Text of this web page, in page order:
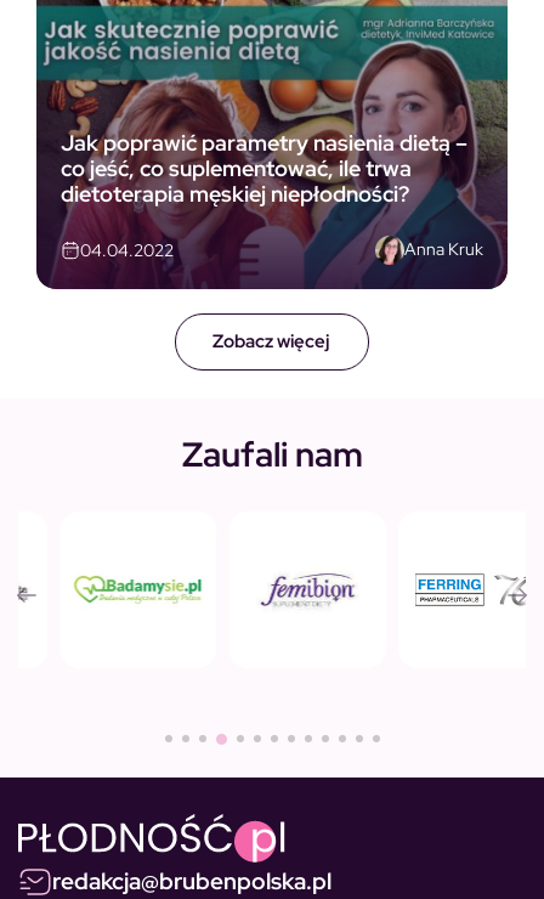
Zobacz więcej
Jak poprawić parametry nasienia dietą –
co jeść, co suplementować, ile trwa
dietoterapia męskiej niepłodności?
04.04.2022 Anna Kruk
Zaufali nam
redakcja@brubenpolska.pl